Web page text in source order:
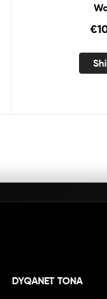
€
DYQANET TONA